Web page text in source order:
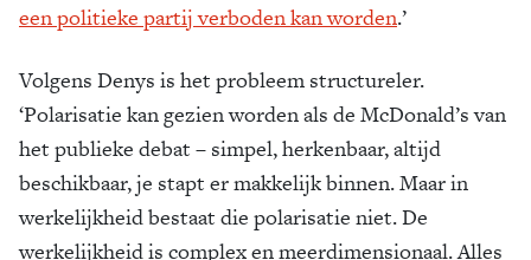
een politieke partij verboden kan worden.’
Volgens Denys is het probleem structureler.
‘Polarisatie kan gezien worden als de McDonald’s van
het publieke debat – simpel, herkenbaar, altijd
beschikbaar, je stapt er makkelijk binnen. Maar in
werkelijkheid bestaat die polarisatie niet. De
werkelijkheid is complex en meerdimensionaal. Alles